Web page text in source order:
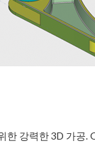
한 강력한 3D 가공.